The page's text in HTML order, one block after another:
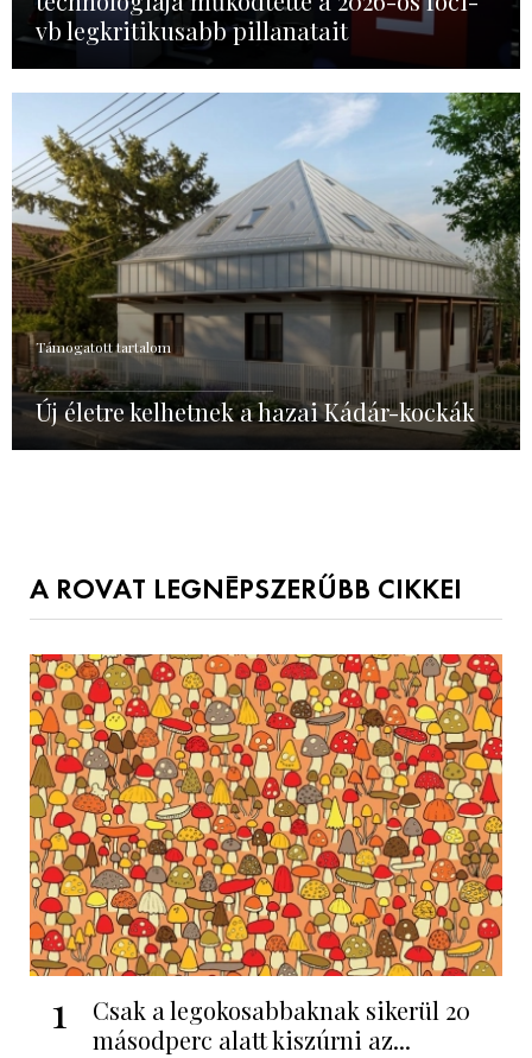
vb legkritikusabb pillanatait
Támogatott tartalom
Új életre kelhetnek a hazai Kádár-kockák
A ROVAT LEGNÉPSZERŰBB CIKKEI
1
Csak a legokosabbaknak sikerül 20
másodperc alatt kiszúrni az...